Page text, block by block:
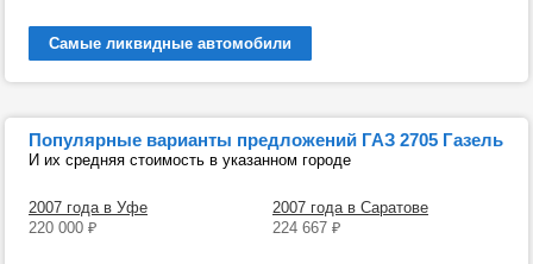
Самые ликвидные автомобили
Популярные варианты предложений ГАЗ 2705 Газель
И их средняя стоимость в указанном городе
2007 года в Уфе
220 000 ₽
2007 года в Саратове
224 667 ₽